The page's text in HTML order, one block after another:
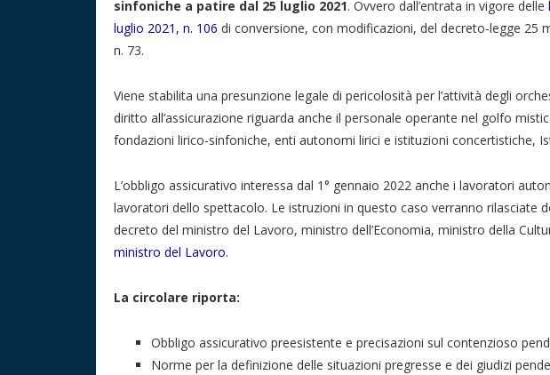
sinfoniche a patire dal 25 luglio 2021. Ovvero dall’entrata in vigore delle
luglio 2021, n. 106 di conversione, con modificazioni, del decreto-legge 25
n. 73.
Viene stabilita una presunzione legale di pericolosità per l’attività degli
diritto all’assicurazione riguarda anche il personale operante nel golfo
fondazioni lirico-sinfoniche, enti autonomi lirici e istituzioni concertistiche,
L’obbligo assicurativo interessa dal 1° gennaio 2022 anche i lavoratori
lavoratori dello spettacolo. Le istruzioni in questo caso verranno rilasciate
decreto del ministro del Lavoro, ministro dell’Economia, ministro della
ministro del Lavoro.
La circolare riporta:
Obbligo assicurativo preesistente e precisazioni sul contenzioso
Norme per la definizione delle situazioni pregresse e dei giudizi